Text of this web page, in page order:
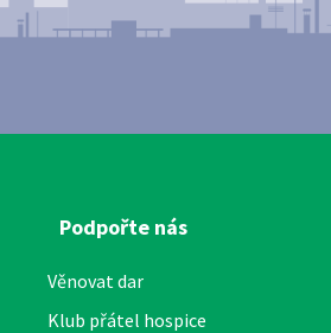
Podpořte nás
Věnovat dar
Klub přátel hospice